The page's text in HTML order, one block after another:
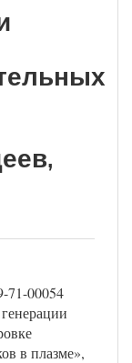
71-00054
в плазме»,